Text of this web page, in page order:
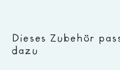
Dieses Zubehör
dazu